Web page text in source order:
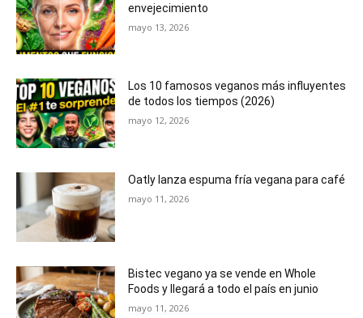
envejecimiento
mayo 13, 2026
Los 10 famosos veganos más influyentes
de todos los tiempos (2026)
mayo 12, 2026
Oatly lanza espuma fría vegana para café
mayo 11, 2026
Bistec vegano ya se vende en Whole
Foods y llegará a todo el país en junio
mayo 11, 2026